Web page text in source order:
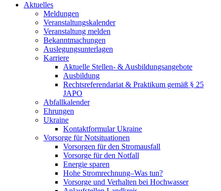
Aktuelles
Meldungen
Veranstaltungskalender
Veranstaltung melden
Bekanntmachungen
Auslegungsunterlagen
Karriere
Aktuelle Stellen- & Ausbildungsangebote
Ausbildung
Rechtsreferendariat & Praktikum gemäß § 25
JAPO
Abfallkalender
Ehrungen
Ukraine
Kontaktformular Ukraine
Vorsorge für Notsituationen
Vorsorgen für den Stromausfall
Vorsorge für den Notfall
Energie sparen
Hohe Stromrechnung–Was tun?
Vorsorge und Verhalten bei Hochwasser